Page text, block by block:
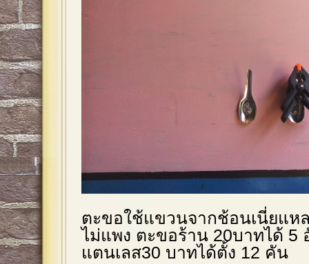
ตะขอใช้แขวนจากช้อนเนี่ยแห
ไม่แพง ตะขอร้าน 20บาทได้ 5
แตนเลส30 บาทได้ตั้ง 12 คัน